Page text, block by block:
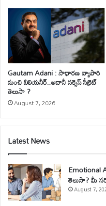
Gautam Adani : సాధారణ వ్యాపారి
నుంచి బిలియనీర్..అదానీ సక్సెస్ సీక్రెట్
తెలుసా ?
August 7, 2026
Latest News
Emotional
తెలుసా? మీ
August 7,